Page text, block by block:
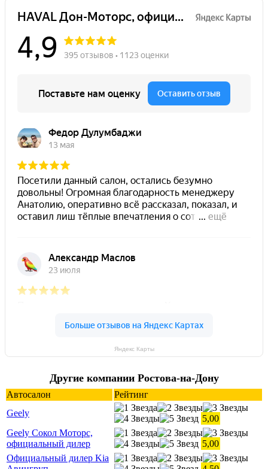
Яндекс Карты
Другие компании Ростова-на-Дону
Автосалон
Рейтинг
Geely
5,00
Geely Сокол Моторс,
официальный дилер
5,00
Официальный дилер Kia